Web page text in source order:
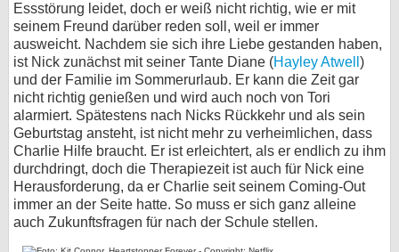
Essstörung leidet, doch er weiß nicht richtig, wie er mit
seinem Freund darüber reden soll, weil er immer
ausweicht. Nachdem sie sich ihre Liebe gestanden haben,
ist Nick zunächst mit seiner Tante Diane (Hayley Atwell )
und der Familie im Sommerurlaub. Er kann die Zeit gar
nicht richtig genießen und wird auch noch von Tori
alarmiert. Spätestens nach Nicks Rückkehr und als sein
Geburtstag ansteht, ist nicht mehr zu verheimlichen, dass
Charlie Hilfe braucht. Er ist erleichtert, als er endlich zu ihm
durchdringt, doch die Therapiezeit ist auch für Nick eine
Herausforderung, da er Charlie seit seinem Coming-Out
immer an der Seite hatte. So muss er sich ganz alleine
auch Zukunftsfragen für nach der Schule stellen.